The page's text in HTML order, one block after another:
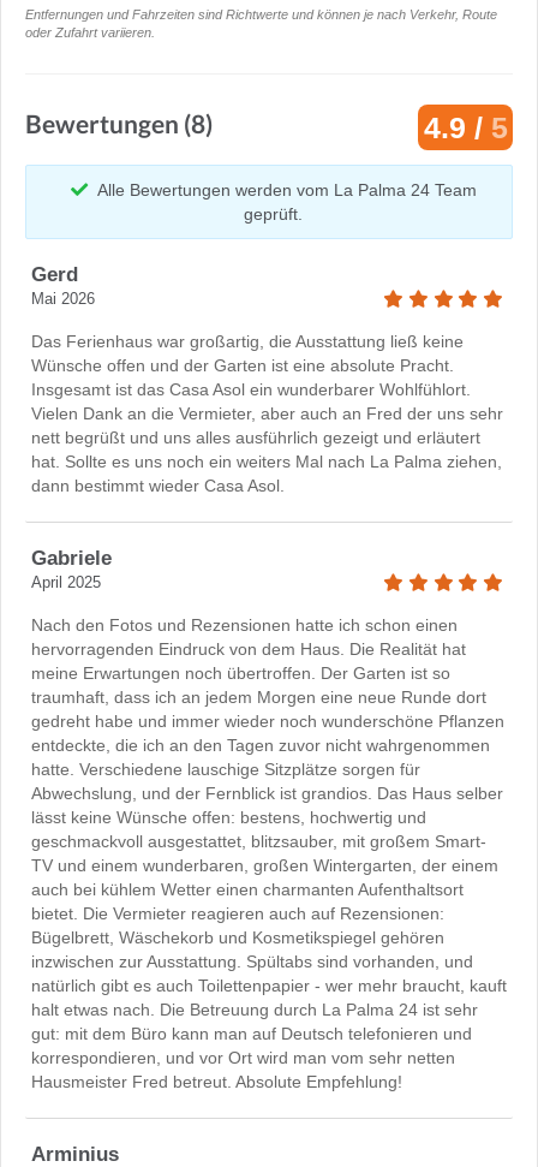
Entfernungen und Fahrzeiten sind Richtwerte und können je nach Verkehr, Route
oder Zufahrt variieren.
Bewertungen (8) 4.9 / 5
Alle Bewertungen werden vom La Palma 24 Team
geprüft.
Gerd
Mai 2026
Das Ferienhaus war großartig, die Ausstattung ließ keine
Wünsche offen und der Garten ist eine absolute Pracht.
Insgesamt ist das Casa Asol ein wunderbarer Wohlfühlort.
Vielen Dank an die Vermieter, aber auch an Fred der uns sehr
nett begrüßt und uns alles ausführlich gezeigt und erläutert
hat. Sollte es uns noch ein weiters Mal nach La Palma ziehen,
dann bestimmt wieder Casa Asol.
Gabriele
April 2025
Nach den Fotos und Rezensionen hatte ich schon einen
hervorragenden Eindruck von dem Haus. Die Realität hat
meine Erwartungen noch übertroffen. Der Garten ist so
traumhaft, dass ich an jedem Morgen eine neue Runde dort
gedreht habe und immer wieder noch wunderschöne Pflanzen
entdeckte, die ich an den Tagen zuvor nicht wahrgenommen
hatte. Verschiedene lauschige Sitzplätze sorgen für
Abwechslung, und der Fernblick ist grandios. Das Haus selber
lässt keine Wünsche offen: bestens, hochwertig und
geschmackvoll ausgestattet, blitzsauber, mit großem Smart-
TV und einem wunderbaren, großen Wintergarten, der einem
auch bei kühlem Wetter einen charmanten Aufenthaltsort
bietet. Die Vermieter reagieren auch auf Rezensionen:
Bügelbrett, Wäschekorb und Kosmetikspiegel gehören
inzwischen zur Ausstattung. Spültabs sind vorhanden, und
natürlich gibt es auch Toilettenpapier - wer mehr braucht, kauft
halt etwas nach. Die Betreuung durch La Palma 24 ist sehr
gut: mit dem Büro kann man auf Deutsch telefonieren und
korrespondieren, und vor Ort wird man vom sehr netten
Hausmeister Fred betreut. Absolute Empfehlung!
Arminius